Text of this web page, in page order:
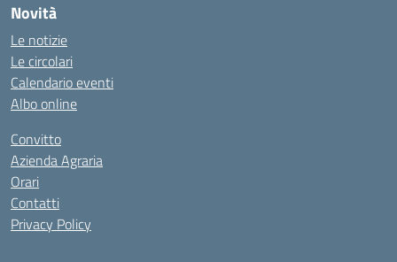
Novità
Le notizie
Le circolari
Calendario eventi
Albo online
Convitto
Azienda Agraria
Orari
Contatti
Privacy Policy